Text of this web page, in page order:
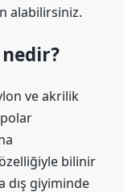
alabilirsiniz.
ve akrilik
bilinir
dış giyiminde